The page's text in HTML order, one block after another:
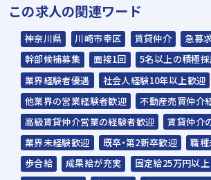
内定
※入社時期は相談に応じます。
※現在、在職中の方も積極的に
い。応募の秘密は厳守いたしま
この求人の関連ワード
神奈川県 川崎市幸区 賃貸仲介
急募
幹部候補募集
面接1回
5名以上の積極採
業界経験者優遇
社会人経験10年以上歓迎
他業界の営業経験者歓迎
不動産売買仲介
高級賃貸仲介営業の経験者歓迎
賃貸仲介
業界未経験歓迎
既卒・第2新卒歓迎
職
歩合給
成果給が充実 固定給25万円以上